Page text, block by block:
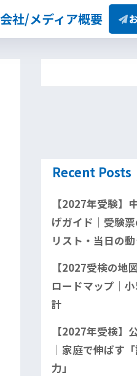
会社/メディア概要
Recent Posts
【2027年受験】
げガイド｜受験
リスト・当日の
【2027受検の地
ロードマップ｜
計
【2027年受検】
｜家庭で伸ばす
力」